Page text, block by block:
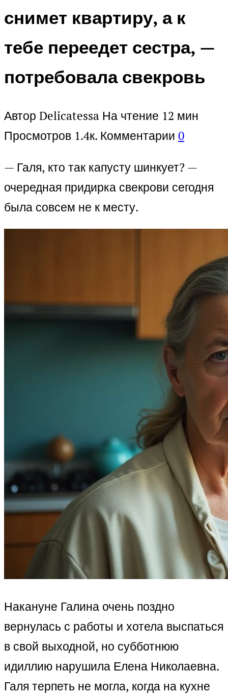
снимет квартиру, а к
тебе переедет сестра, —
потребовала свекровь
Автор Delicatessa На чтение 12 мин
Просмотров 1.4к. Комментарии 0
— Галя, кто так капусту шинкует? —
очередная придирка свекрови сегодня
была совсем не к месту.
Накануне Галина очень поздно
вернулась с работы и хотела выспаться
в свой выходной, но субботнюю
идиллию нарушила Елена Николаевна.
Галя терпеть не могла, когда на кухне